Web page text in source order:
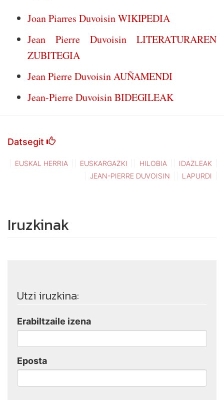
Joan Piarres Duvoisin WIKIPEDIA
Jean Pierre Duvoisin LITERATURAREN
ZUBITEGIA
Jean Pierre Duvoisin AUÑAMENDI
Jean-Pierre Duvoisin BIDEGILEAK
Datsegit
EUSKAL HERRIA EUSKARGAZKI HILOBIA
IDAZLEAK
JEAN-PIERRE DUVOISIN
LAPURDI
Iruzkinak
Utzi iruzkina:
Erabiltzaile izena
Eposta